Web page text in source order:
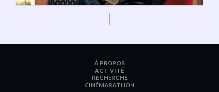
À PROPOS
ACTIVITÉ
RECHERCHE
CINÉMARATHON